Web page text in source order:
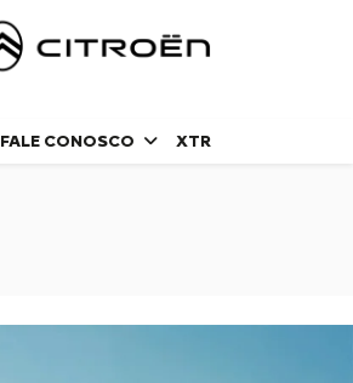
FALE CONOSCO XTR